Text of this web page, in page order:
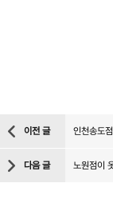
이전 글 인천송도
다음 글 노원점이